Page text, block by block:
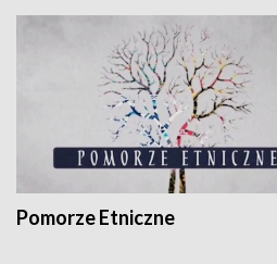
Pomorze Etniczne